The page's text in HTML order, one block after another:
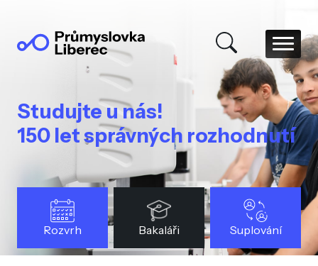
Studujte u nás!
150 let správných rozhodnutí
Rozvrh Bakaláři Suplování